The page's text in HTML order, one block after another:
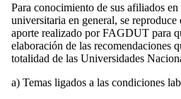
Para conocimiento de sus afiliados
universitaria en general, se reproduce
aporte realizado por FAGDUT para
elaboración de las recomendaciones
totalidad de las Universidades
a) Temas ligados a las condiciones